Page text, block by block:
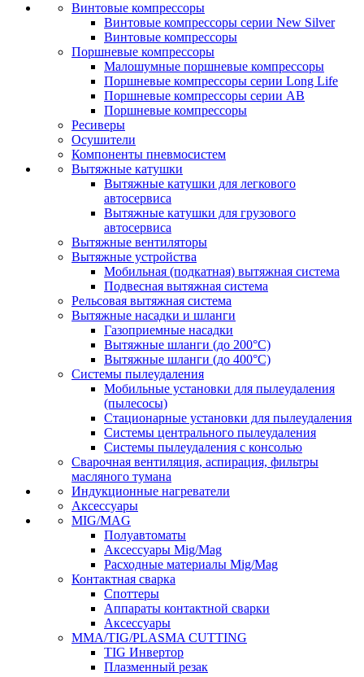
Винтовые компрессоры
Винтовые компрессоры серии New Silver
Винтовые компрессоры
Поршневые компрессоры
Малошумные поршневые компрессоры
Поршневые компрессоры серии Long Life
Поршневые компрессоры серии AB
Поршневые компрессоры
Ресиверы
Осушители
Компоненты пневмосистем
Вытяжные катушки
Вытяжные катушки для легкового
автосервиса
Вытяжные катушки для грузового
автосервиса
Вытяжные вентиляторы
Вытяжные устройства
Мобильная (подкатная) вытяжная система
Подвесная вытяжная система
Рельсовая вытяжная система
Вытяжные насадки и шланги
Газоприемные насадки
Вытяжные шланги (до 200°C)
Вытяжные шланги (до 400°C)
Системы пылеудаления
Мобильные установки для пылеудаления
(пылесосы)
Стационарные установки для пылеудаления
Системы центрального пылеудаления
Системы пылеудаления с консолью
Сварочная вентиляция, аспирация, фильтры
масляного тумана
Индукционные нагреватели
Аксессуары
MIG/MAG
Полуавтоматы
Аксессуары Mig/Mag
Расходные материалы Mig/Mag
Контактная сварка
Споттеры
Аппараты контактной сварки
Аксессуары
MMA/TIG/PLASMA CUTTING
TIG Инвертор
Плазменный резак